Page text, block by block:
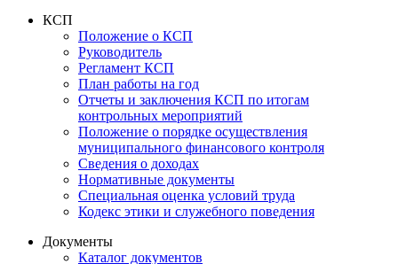
КСП
Положение о КСП
Руководитель
Регламент КСП
План работы на год
Отчеты и заключения КСП по итогам
контрольных мероприятий
Положение о порядке осуществления
муниципального финансового контроля
Сведения о доходах
Нормативные документы
Специальная оценка условий труда
Кодекс этики и служебного поведения
Документы
Каталог документов